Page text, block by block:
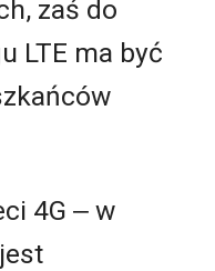
zaś do
LTE ma być
4G ‒ w